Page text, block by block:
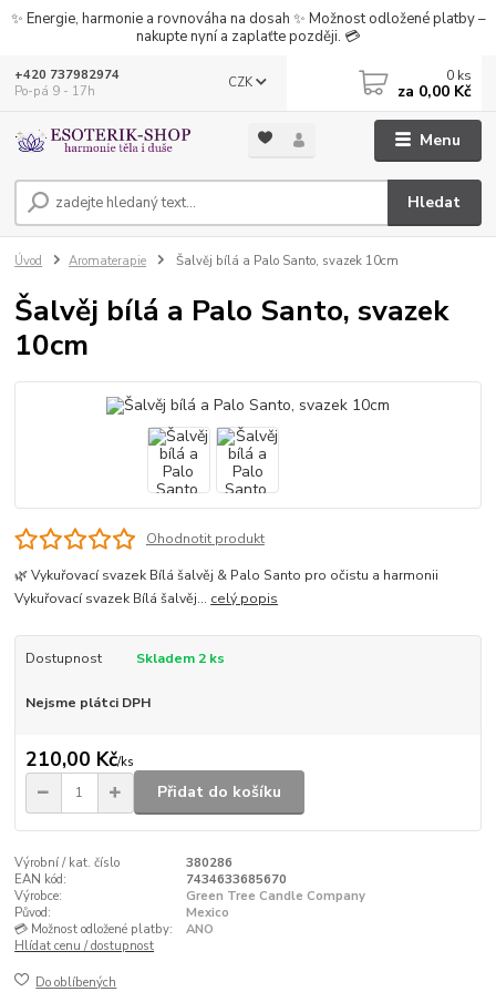
✨ Energie, harmonie a rovnováha na dosah ✨ Možnost odložené platby –
nakupte nyní a zaplaťte později. 💳
Menu
CZK
Hledat
+420 737982974
Po-pá 9 - 17h
0 ks
za 0,00 Kč
Úvod Aromaterapie Šalvěj bílá a Palo Santo, svazek 10cm
Šalvěj bílá a Palo Santo, svazek
10cm
Ohodnotit produkt
🌿 Vykuřovací svazek Bílá šalvěj & Palo Santo pro očistu a harmonii
Vykuřovací svazek Bílá šalvěj... celý popis
Dostupnost Skladem 2 ks
Nejsme plátci DPH
210,00 Kč/ks
Přidat do košíku
Výrobní / kat. číslo
380286
EAN kód:
7434633685670
Výrobce:
Green Tree Candle Company
Původ:
Mexico
💳 Možnost odložené platby:
ANO
Hlídat cenu / dostupnost
Do oblíbených